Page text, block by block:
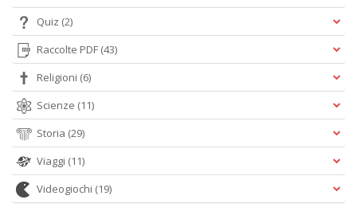
Quiz (2)
Raccolte PDF (43)
Religioni (6)
Scienze (11)
Storia (29)
Viaggi (11)
Videogiochi (19)